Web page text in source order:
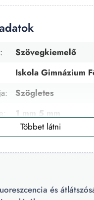
Szövegkiemelő
Iskola Gimnázium
Szögletes
1 mm 5 mm
Papír
Extra finom
toxikus
és